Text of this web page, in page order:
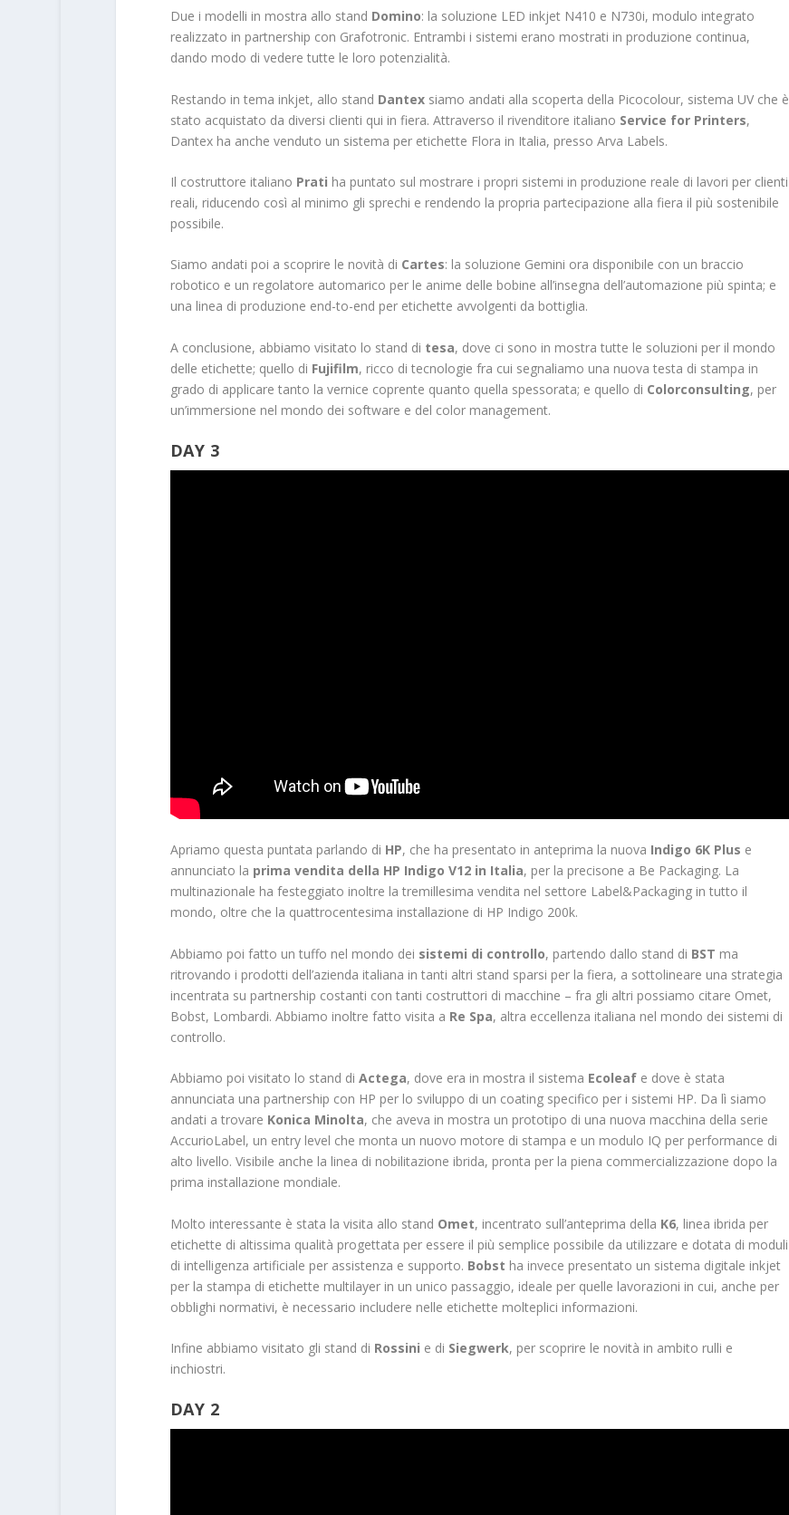
Due i modelli in mostra allo stand Domino: la soluzione LED inkjet N410 e N730i, modulo integrato
realizzato in partnership con Grafotronic. Entrambi i sistemi erano mostrati in produzione continua,
dando modo di vedere tutte le loro potenzialità.
Restando in tema inkjet, allo stand Dantex siamo andati alla scoperta della Picocolour, sistema UV che è
stato acquistato da diversi clienti qui in fiera. Attraverso il rivenditore italiano Service for Printers,
Dantex ha anche venduto un sistema per etichette Flora in Italia, presso Arva Labels.
Il costruttore italiano Prati ha puntato sul mostrare i propri sistemi in produzione reale di lavori per clienti
reali, riducendo così al minimo gli sprechi e rendendo la propria partecipazione alla fiera il più sostenibile
possibile.
Siamo andati poi a scoprire le novità di Cartes: la soluzione Gemini ora disponibile con un braccio
robotico e un regolatore automarico per le anime delle bobine all’insegna dell’automazione più spinta; e
una linea di produzione end-to-end per etichette avvolgenti da bottiglia.
A conclusione, abbiamo visitato lo stand di tesa, dove ci sono in mostra tutte le soluzioni per il mondo
delle etichette; quello di Fujifilm, ricco di tecnologie fra cui segnaliamo una nuova testa di stampa in
grado di applicare tanto la vernice coprente quanto quella spessorata; e quello di Colorconsulting, per
un’immersione nel mondo dei software e del color management.
DAY 3
Apriamo questa puntata parlando di HP, che ha presentato in anteprima la nuova Indigo 6K Plus e
annunciato la prima vendita della HP Indigo V12 in Italia, per la precisone a Be Packaging. La
multinazionale ha festeggiato inoltre la tremillesima vendita nel settore Label&Packaging in tutto il
mondo, oltre che la quattrocentesima installazione di HP Indigo 200k.
Abbiamo poi fatto un tuffo nel mondo dei sistemi di controllo, partendo dallo stand di BST ma
ritrovando i prodotti dell’azienda italiana in tanti altri stand sparsi per la fiera, a sottolineare una strategia
incentrata su partnership costanti con tanti costruttori di macchine – fra gli altri possiamo citare Omet,
Bobst, Lombardi. Abbiamo inoltre fatto visita a Re Spa, altra eccellenza italiana nel mondo dei sistemi di
controllo.
Abbiamo poi visitato lo stand di Actega, dove era in mostra il sistema Ecoleaf e dove è stata
annunciata una partnership con HP per lo sviluppo di un coating specifico per i sistemi HP. Da lì siamo
andati a trovare Konica Minolta, che aveva in mostra un prototipo di una nuova macchina della serie
AccurioLabel, un entry level che monta un nuovo motore di stampa e un modulo IQ per performance di
alto livello. Visibile anche la linea di nobilitazione ibrida, pronta per la piena commercializzazione dopo la
prima installazione mondiale.
Molto interessante è stata la visita allo stand Omet, incentrato sull’anteprima della K6, linea ibrida per
etichette di altissima qualità progettata per essere il più semplice possibile da utilizzare e dotata di moduli
di intelligenza artificiale per assistenza e supporto. Bobst ha invece presentato un sistema digitale inkjet
per la stampa di etichette multilayer in un unico passaggio, ideale per quelle lavorazioni in cui, anche per
obblighi normativi, è necessario includere nelle etichette molteplici informazioni.
Infine abbiamo visitato gli stand di Rossini e di Siegwerk, per scoprire le novità in ambito rulli e
inchiostri.
DAY 2